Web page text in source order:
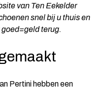
van Ten Eekelder
snel bij u thuis en
terug.
Pertini hebben een